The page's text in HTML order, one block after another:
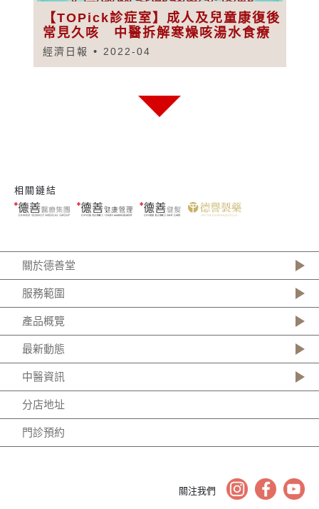
【TOPick診症室】成人及兒童康復後
常見久咳 中醫拆解寒燥咳湯水食療
經濟日報 2022-04
相關鏈結
關於德善堂
服務範圍
產品概覽
最新動態
中醫資訊
分店地址
門診預約
關注我們